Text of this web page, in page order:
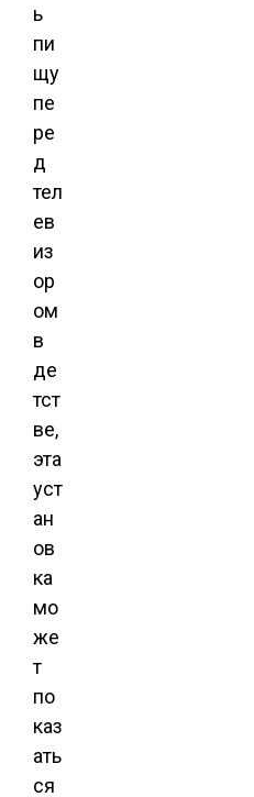
ь
пи
щу
пе
ре
д
тел
ев
из
ор
ом
в
де
тст
ве,
эта
уст
ан
ов
ка
мо
же
т
по
каз
ать
ся